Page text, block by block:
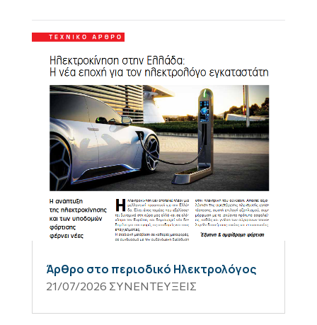
Άρθρο στο περιοδικό Ηλεκτρολόγος
21/07/2026 ΣΥΝΕΝΤΕΥΞΕΙΣ